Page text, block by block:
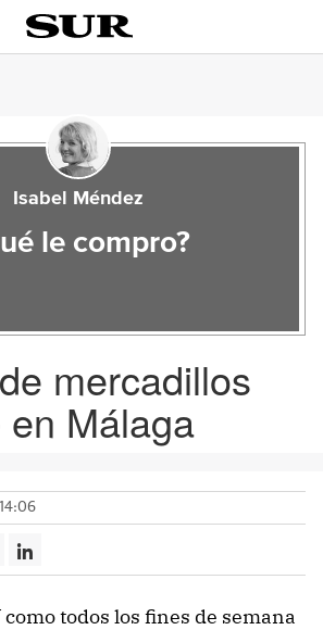
Isabel Méndez
le compro?
mercadillos
Málaga
como todos los fines de semana